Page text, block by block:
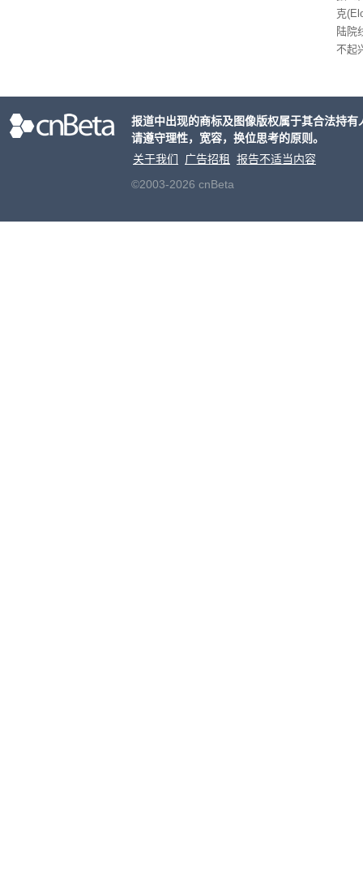
克
陆院
不起
报道中出现的商标及图像版权属于其合法持
请遵守理性，宽容，换位思考的原则。
关于我们
广告招租
报告不适当内容
©2003-2026 cnBeta